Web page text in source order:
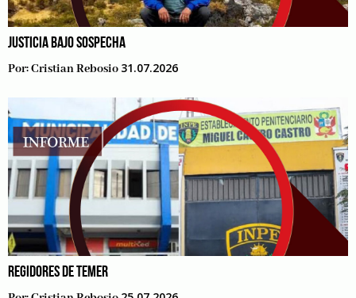
JUSTICIA BAJO SOSPECHA
Por:Cristian Rebosio 31.07.2026
REGIDORES DE TEMER